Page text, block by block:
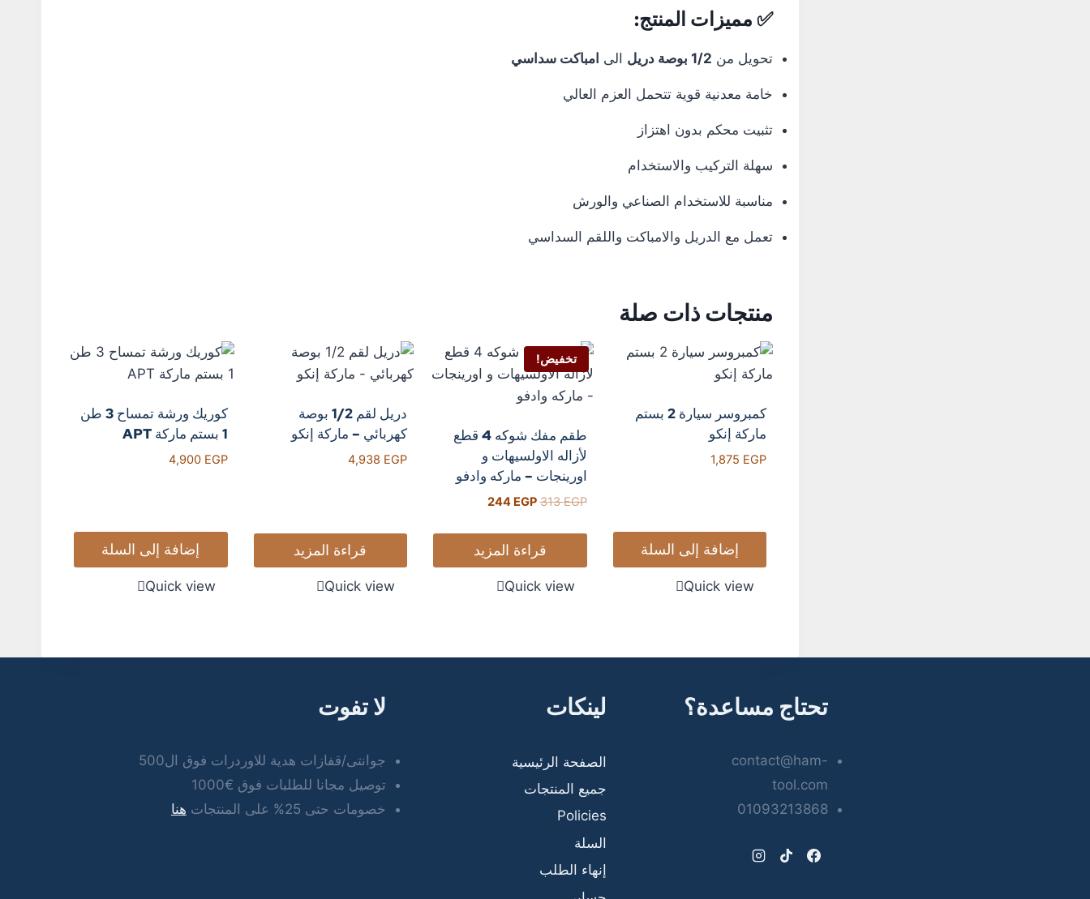
✅ مميزات المنتج:
تحويل من 1/2 بوصة دريل الى امباكت سداسي
خامة معدنية قوية تتحمل العزم العالي
تثبيت محكم بدون اهتزاز
سهلة التركيب والاستخدام
مناسبة للاستخدام الصناعي والورش
تعمل مع الدريل والامباكت واللقم السداسي
منتجات ذات صلة
كمبروسر سيارة 2 بستم
ماركة إنكو
1,875 EGP
إضافة إلى السلة
Quick view
تخفيض!
طقم مفك شوكه 4 قطع
لأزاله الاولسيهات و
اورينجات – ماركه وادفو
313EGP
244 EGP
قراءة المزيد
Quick view
دريل لقم 1/2 بوصة
كهربائي – ماركة إنكو
4,938 EGP
قراءة المزيد
Quick view
كوريك ورشة تمساح 3 طن
1 بستم ماركة APT
4,900 EGP
إضافة إلى السلة
Quick view
تحتاج مساعدة؟
contact@ham-
tool.com
01093213868
لينكات
الصفحة الرئيسية
جميع المنتجات
Policies
السلة
إنهاء الطلب
لا تفوت
جوانتى/قفازات هدية للاوردرات فوق ال500
توصيل مجانا للطلبات فوق €1000
خصومات حتى 25% على المنتجات
هنا